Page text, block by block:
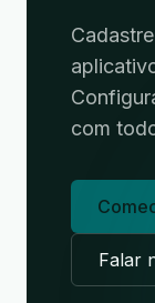
com
Falar